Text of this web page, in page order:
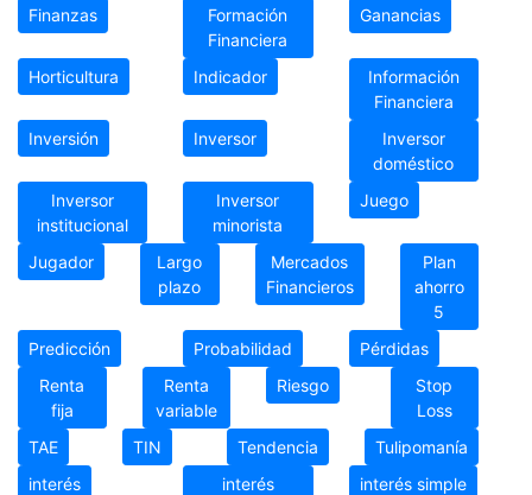
Finanzas
Formación
Financiera
Ganancias
Horticultura Indicador
Información
Financiera
Inversión
Inversor
Inversor
doméstico
Inversor
institucional
Inversor
minorista
Juego
Jugador
Largo
plazo
Mercados
Financieros
Plan
ahorro
5
Predicción
Probabilidad
Pérdidas
Renta
fija
Renta
variable
Riesgo
Stop
Loss
TAE
TIN Tendencia
Tulipomanía
interés
interés
interés simple